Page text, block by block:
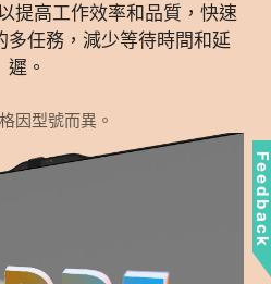
提高工作效率和品質，快速
多任務，減少等待時間和延
遲。
因型號而異。